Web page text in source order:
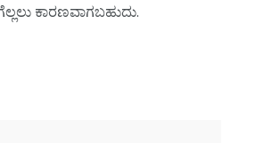
ಕಾರಣವಾಗಬಹುದು.